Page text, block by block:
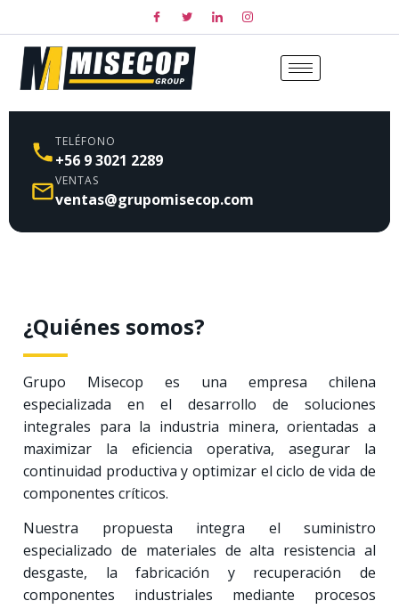
TELÉFONO
+56 9 3021 2289
VENTAS
ventas@grupomisecop.com
¿Quiénes somos?
Grupo Misecop es una empresa chilena
especializada en el desarrollo de soluciones
integrales para la industria minera, orientadas a
maximizar la eficiencia operativa, asegurar la
continuidad productiva y optimizar el ciclo de vida de
componentes críticos.
Nuestra propuesta integra el suministro
especializado de materiales de alta resistencia al
desgaste, la fabricación y recuperación de
componentes industriales mediante procesos